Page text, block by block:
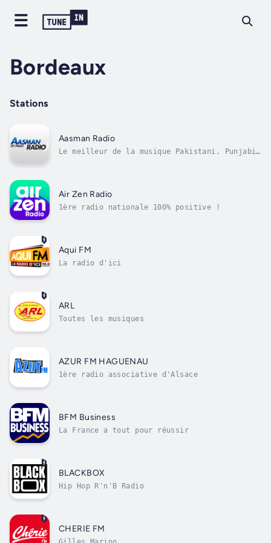
Bordeaux
Stations
Aasman Radio
Le meilleur de la musique Pakistani, Punjabi,
Air Zen Radio
1ère radio nationale 100% positive !
Aqui FM
La radio d'ici
ARL
Toutes les musiques
AZUR FM HAGUENAU
1ère radio associative d'Alsace
BFM Business
La France a tout pour réussir
BLACKBOX
Hip Hop R'n'B Radio
CHERIE FM